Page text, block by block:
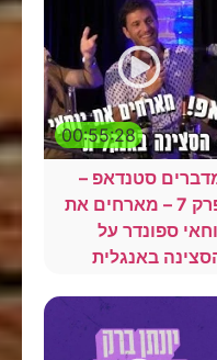
00:55:28
סטנדאפ –
פרק 7 – מארחים את
ספונדר על
באנגלית